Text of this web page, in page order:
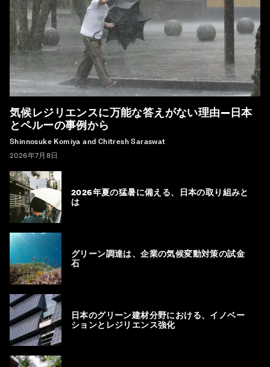
気候レジリエンスに万能な答えがない理由―日本
とペルーの事例から
Shinnosuke Komiya and Chitresh Saraswat
2026年7月8日
2026年夏の猛暑に備える、日本の取り組みと
は
グリーン調達は、企業の気候変動対策の試金
石
日本のグリーン建材分野における、イノベー
ションとレジリエンス強化